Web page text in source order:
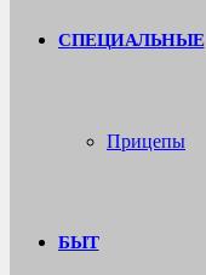
СПЕЦИАЛЬНЫЕ
Прицепы
БЫТ